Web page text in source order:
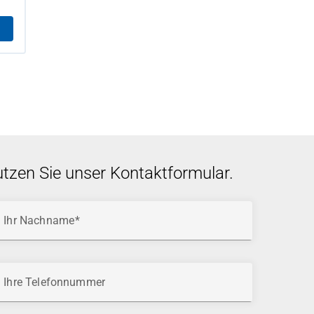
Sie unser Kontaktformular.
Ihr Nachname
Ihre Telefonnummer